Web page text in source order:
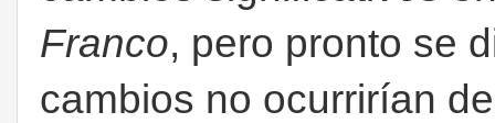
Franco, pero pronto se
cambios no ocurrirían